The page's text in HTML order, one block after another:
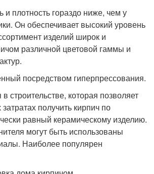
и плотность гораздо ниже, чем у
Он обеспечивает высокий уровень
изделий широк и
различной цветовой гаммы и
посредством гиперпрессования.
строительстве, которая позволяет
получить кирпич по
равный керамическому изделию.
могут быть использованы
Наиболее популярен